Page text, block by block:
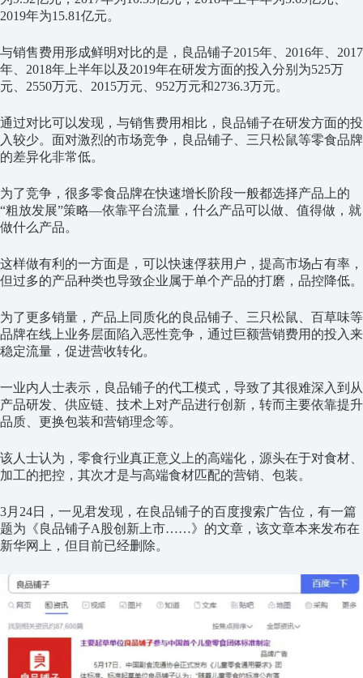
2019年为15.81亿元。
与销售费用形成鲜明对比的是，良品铺子2015年、2016年、2017
年、2018年上半年以及2019年在研发方面的投入分别为525万
元、2550万元、2015万元、952万元和2736.3万元。
通过对比可以发现，与销售费用相比，良品铺子在研发方面的投
入较少。面对激烈的市场竞争，良品铺子、三只松鼠等零食品牌
的差异化非常低。
为了竞争，很多零食品牌在快速增长阶段一般都选择产品上的
“粗放发展”策略—依靠平台流量，什么产品可以做、值得做，就
做什么产品。
这样做有利的一方面是，可以快速俘获用户，提高市场占有率，
但过多的产品种类也导致企业属于单个产品的打磨，品控降低。
为了更多销量，产品上同质化的良品铺子、三只松鼠、百草味等
品牌在线上业务层面陷入恶性竞争，通过巨额营销费用的投入来
稳定流量，促进营收转化。
一业内人士表示，良品铺子的代工模式，导致了其很难深入到从
产品研发、供应链、技术上对产品进行创新，转而主要依靠提升
品质、更换包装和营销理念等。
该人士认为，零食行业真正意义上的高端化，源头在于对食材、
加工的把控，其次才是与高端食材匹配的营销、包装。
3月24日，一见君发现，在良品铺子的百度搜索广告位，有一篇
题为《良品铺子A股创新上市……》的文章，该文章本来发布在
新华网上，但目前已经删除。